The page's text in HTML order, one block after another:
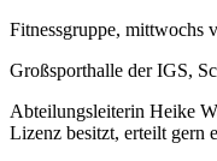
Fitnessgruppe, mittwochs
Großsporthalle der IGS,
Abteilungsleiterin Heike
Lizenz besitzt, erteilt gern